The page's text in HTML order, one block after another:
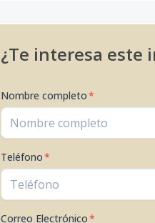
¿Te interesa este
Nombre completo*
Teléfono*
Correo Electrónico*